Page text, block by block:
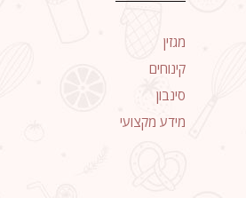
מגזין
קינוחים
סינבון
מידע מקצועי